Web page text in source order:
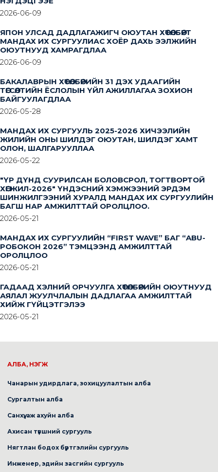
2026-06-09
ЯПОН УЛСАД ДАДЛАГАЖИГЧ ОЮУТАН ХӨТӨЛБӨРТ
МАНДАХ ИХ СУРГУУЛИАС ХОЁР ДАХЬ ЭЭЛЖИЙН
ОЮУТНУУД ХАМРАГДЛАА
2026-06-09
БАКАЛАВРЫН ХӨТӨЛБӨРИЙН 31 ДЭХ УДААГИЙН
ТӨГСӨЛТИЙН ЁСЛОЛЫН ҮЙЛ АЖИЛЛАГАА ЗОХИОН
БАЙГУУЛАГДЛАА
2026-05-28
МАНДАХ ИХ СУРГУУЛЬ 2025-2026 ХИЧЭЭЛИЙН
ЖИЛИЙН ОНЫ ШИЛДЭГ ОЮУТАН, ШИЛДЭГ ХАМТ
ОЛОН, ШАЛГАРУУЛЛАА
2026-05-22
"ҮР ДҮНД СУУРИЛСАН БОЛОВСРОЛ, ТОГТВОРТОЙ
ХӨГЖИЛ-2026" ҮНДЭСНИЙ ХЭМЖЭЭНИЙ ЭРДЭМ
ШИНЖИЛГЭЭНИЙ ХУРАЛД МАНДАХ ИХ СУРГУУЛИЙН
БАГШ НАР АМЖИЛТТАЙ ОРОЛЦЛОО.
2026-05-21
МАНДАХ ИХ СУРГУУЛИЙН “FIRST WAVE” БАГ “ABU-
РОБОКОН 2026” ТЭМЦЭЭНД АМЖИЛТТАЙ
ОРОЛЦЛОО
2026-05-21
ГАДААД ХЭЛНИЙ ОРЧУУЛГА ХӨТӨЛБӨРИЙН ОЮУТНУУД
АЯЛАЛ ЖУУЛЧЛАЛЫН ДАДЛАГАА АМЖИЛТТАЙ
ХИЙЖ ГҮЙЦЭТГЭЛЭЭ
2026-05-21
АЛБА, НЭГЖ
Чанарын удирдлага, зохицуулалтын алба
Сургалтын алба
Санхүү, аж ахуйн алба
Ахисан түвшний сургууль
Нягтлан бодох бүртгэлийн сургууль
Инженер, эдийн засгийн сургууль